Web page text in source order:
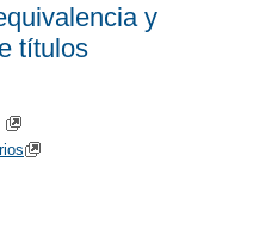
y
títulos